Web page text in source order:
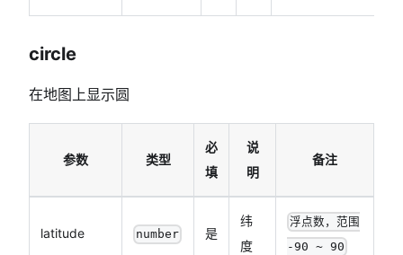
circle
在地图上显示圆
参数 类型
必
填
说
明
备注
latitude number 是
纬
度
浮点数，范围
-90 ~ 90